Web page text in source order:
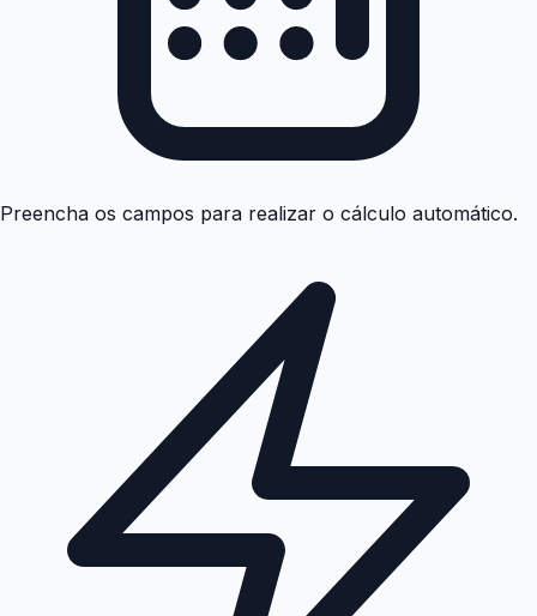
Preencha os campos para realizar o cálculo automático.